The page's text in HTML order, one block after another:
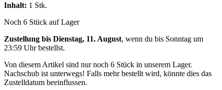
Inhalt: 1 Stk.
Noch 6 Stück auf Lager
Zustellung bis Dienstag, 11. August, wenn du bis Sonntag um
23:59 Uhrbestellst.
Von diesem Artikel sind nur noch 6 Stück in unserem Lager.
Nachschub ist unterwegs! Falls mehr bestellt wird, könnte dies das
Zustelldatum beeinflussen.